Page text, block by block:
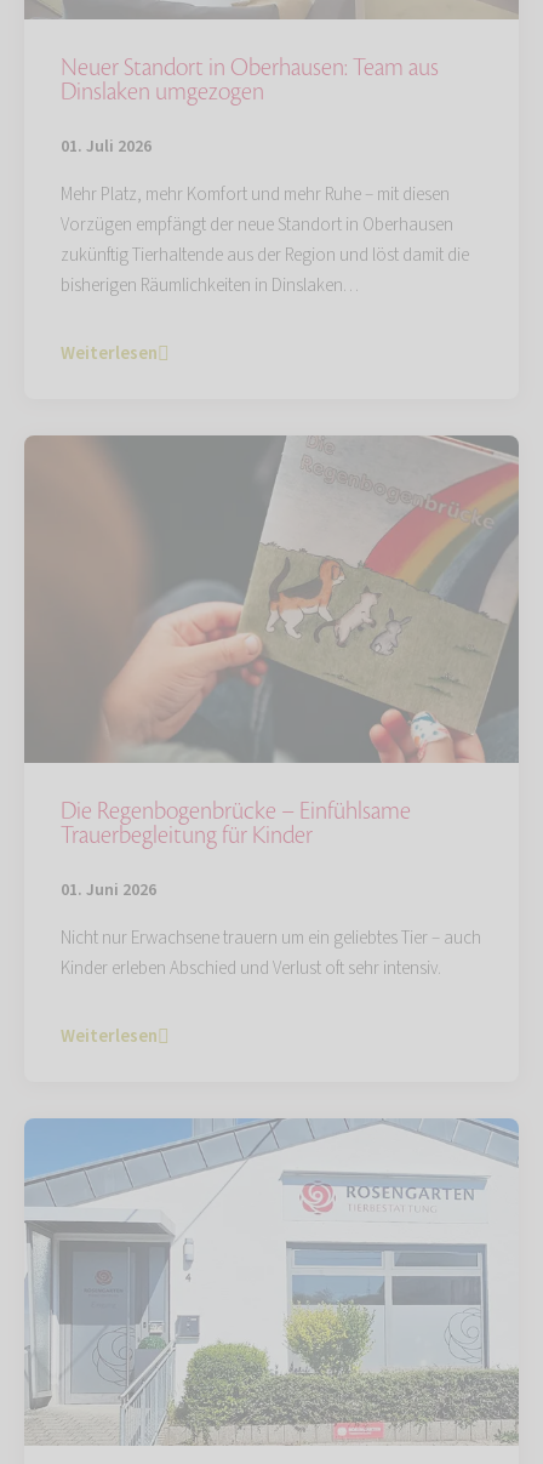
Neuer Standort in Oberhausen: Team aus
Dinslaken umgezogen
01. Juli 2026
Mehr Platz, mehr Komfort und mehr Ruhe – mit diesen
Vorzügen empfängt der neue Standort in Oberhausen
zukünftig Tierhaltende aus der Region und löst damit die
bisherigen Räumlichkeiten in Dinslaken…
Weiterlesen
Die Regenbogenbrücke – Einfühlsame
Trauerbegleitung für Kinder
01. Juni 2026
Nicht nur Erwachsene trauern um ein geliebtes Tier – auch
Kinder erleben Abschied und Verlust oft sehr intensiv.
Weiterlesen